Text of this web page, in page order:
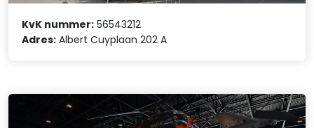
KvK nummer: 56543212
Adres: Albert Cuyplaan 202 A